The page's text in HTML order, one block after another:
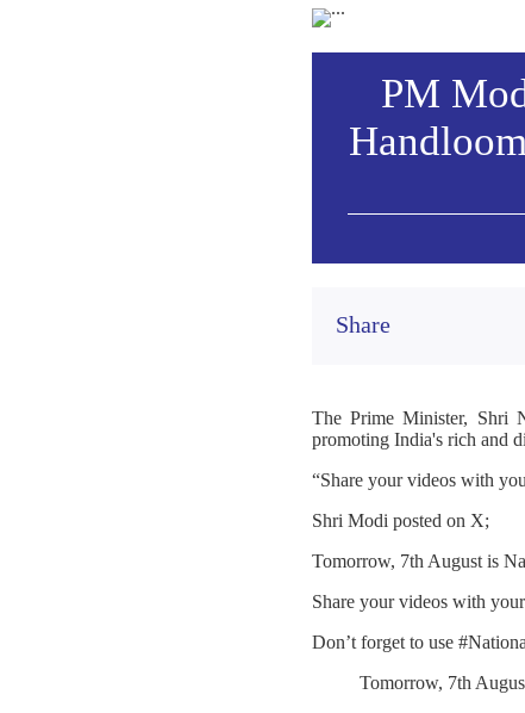
PM
Share
The Prime Minister, Shri
promoting India's rich and
“Share your videos with
Shri Modi posted on X;
Tomorrow, 7th August is
Share your videos with
Don’t forget to use
Tomorrow, 7th